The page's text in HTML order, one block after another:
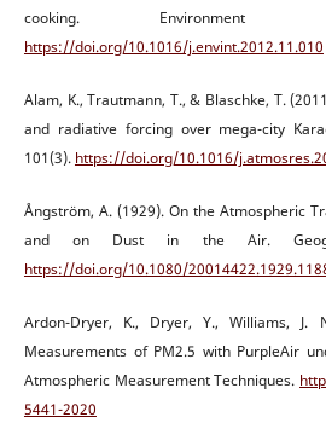
cooking. Environment
https://doi.org/10.1016/j.envint.2012.11.010
Alam, K., Trautmann, T., & Blaschke, T.
and radiative forcing over mega-city
101(3). https://doi.org/10.1016/
Ångström, A. (1929). On the Atmospheric
and on Dust in the Air.
https://doi.org/10.1080/
Ardon-Dryer, K., Dryer, Y., Williams, J.
Measurements of PM2.5 with PurpleAir
Atmospheric Measurement Techniques.
5441-2020